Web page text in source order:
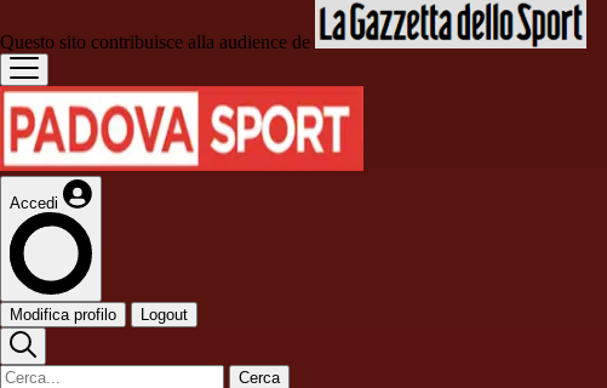
Questo sito contribuisce alla audience de
Accedi
Modifica profilo Logout
Cerca